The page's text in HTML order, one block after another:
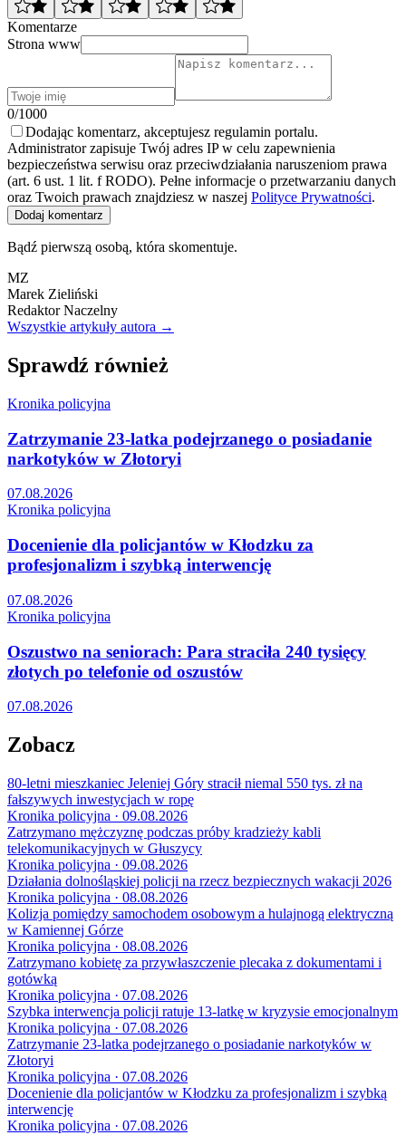
Komentarze
Strona www
0/1000
Dodając komentarz, akceptujesz regulamin portalu.
Administrator zapisuje Twój adres IP w celu zapewnienia
bezpieczeństwa serwisu oraz przeciwdziałania naruszeniom prawa
(art. 6 ust. 1 lit. f RODO). Pełne informacje o przetwarzaniu danych
oraz Twoich prawach znajdziesz w naszej Polityce Prywatności.
Dodaj komentarz
Bądź pierwszą osobą, która skomentuje.
MZ
Marek Zieliński
Redaktor Naczelny
Wszystkie artykuły autora →
Sprawdź również
Kronika policyjna
Zatrzymanie 23-latka podejrzanego o posiadanie
narkotyków w Złotoryi
07.08.2026
Kronika policyjna
Docenienie dla policjantów w Kłodzku za
profesjonalizm i szybką interwencję
07.08.2026
Kronika policyjna
Oszustwo na seniorach: Para straciła 240 tysięcy
złotych po telefonie od oszustów
07.08.2026
Zobacz
80-letni mieszkaniec Jeleniej Góry stracił niemal 550 tys. zł na
fałszywych inwestycjach w ropę
Kronika policyjna · 09.08.2026
Zatrzymano mężczyznę podczas próby kradzieży kabli
telekomunikacyjnych w Głuszycy
Kronika policyjna · 09.08.2026
Działania dolnośląskiej policji na rzecz bezpiecznych wakacji 2026
Kronika policyjna · 08.08.2026
Kolizja pomiędzy samochodem osobowym a hulajnogą elektryczną
w Kamiennej Górze
Kronika policyjna · 08.08.2026
Zatrzymano kobietę za przywłaszczenie plecaka z dokumentami i
gotówką
Kronika policyjna · 07.08.2026
Szybka interwencja policji ratuje 13-latkę w kryzysie emocjonalnym
Kronika policyjna · 07.08.2026
Zatrzymanie 23-latka podejrzanego o posiadanie narkotyków w
Złotoryi
Kronika policyjna · 07.08.2026
Docenienie dla policjantów w Kłodzku za profesjonalizm i szybką
interwencję
Kronika policyjna · 07.08.2026